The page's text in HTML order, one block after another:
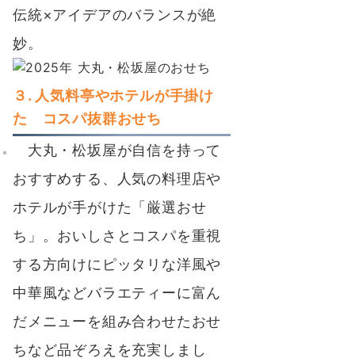
伝統×アイデアのバランスが絶
妙。
３. 人気料亭やホテルが手掛け
た コスパ抜群おせち
大丸・松坂屋が自信を持って
おすすめする、人気の料理店や
ホテルが手がけた「厳選おせ
ち」。おいしさとコスパを重視
する方向けにピッタリな洋風や
中華風などバラエティーに富ん
だメニューを組み合わせたおせ
ちなど品ぞろえを充実しまし